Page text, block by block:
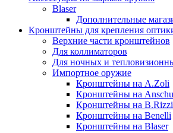
Blaser
Дополнительные
Кронштейны для крепления
Верхние части кронштейнов
Для коллиматоров
Для ночных и
Импортное оружие
Кронштейны на A.Zoli
Кронштейны на
Кронштейны на
Кронштейны на Benelli
Кронштейны на Blaser